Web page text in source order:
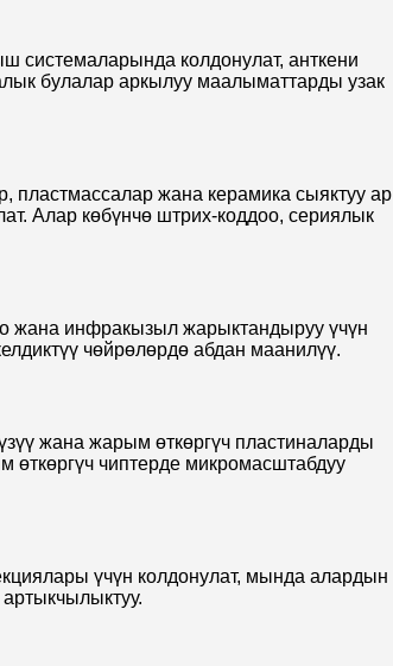
системаларында колдонулат, анткени
булалар аркылуу маалыматтарды узак
пластмассалар жана керамика сыяктуу ар
Алар көбүнчө штрих-коддоо, сериялык
жана инфракызыл жарыктандыруу үчүн
чөйрөлөрдө абдан маанилүү.
жана жарым өткөргүч пластиналарды
өткөргүч чиптерде микромасштабдуу
үчүн колдонулат, мында алардын